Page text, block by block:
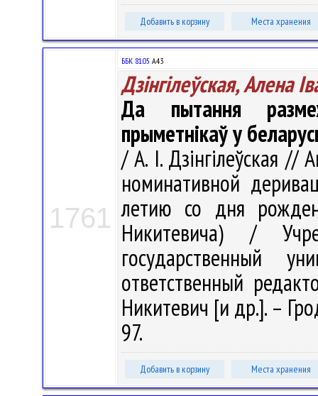
Добавить в корзину Места хранения
1761
ББК 81.05 А43
Дзінгілеўская, Алена
Да пытання
прыметнікаў у
/ А. І. Дзінгілеўская //
номинативной
летию со дня
Никитевича) /
государственный
ответственный
Никитевич [и др.]. –
97.
Добавить в корзину Места хранения